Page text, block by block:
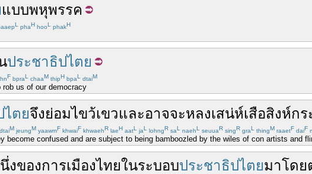
แบบพหุพรรค
L phaH hooL phakH
ประชาธิปไตย
F bpraL chaaM thipH bpaL dtaiM
us of our democracy
ไตยจึงย่อมไขว้เขวและอาจจะหลงเสน่ห์เสือสิงห์ก
dtaiM jeungM yaawmF khwaiF khwaehR laeH aatL jaL lohngR saL naehL seuuaR singR graL thingM raaetF daiF
become confused and are subject to being bamboozled by the wiles of con artists and
งของการเมืองไทยในระบอบประชาธิปไตยมาโดย